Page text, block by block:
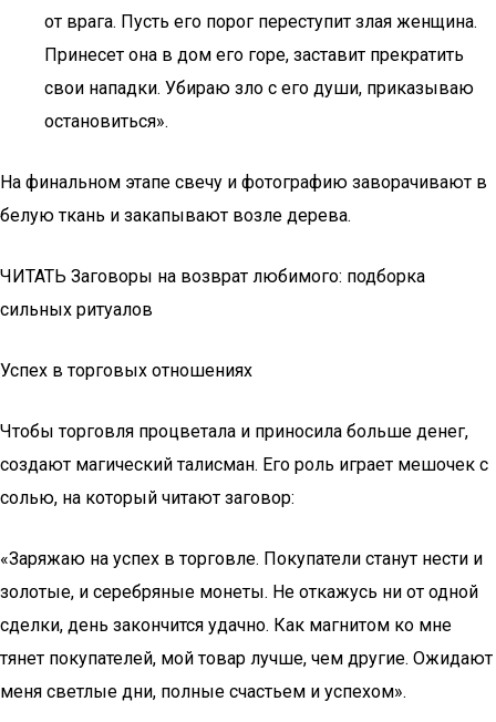
от врага. Пусть его порог переступит злая женщина.
Принесет она в дом его горе, заставит прекратить
свои нападки. Убираю зло с его души, приказываю
остановиться».
На финальном этапе свечу и фотографию заворачивают в
белую ткань и закапывают возле дерева.
ЧИТАТЬ Заговоры на возврат любимого: подборка
сильных ритуалов
Успех в торговых отношениях
Чтобы торговля процветала и приносила больше денег,
создают магический талисман. Его роль играет мешочек с
солью, на который читают заговор:
«Заряжаю на успех в торговле. Покупатели станут нести и
золотые, и серебряные монеты. Не откажусь ни от одной
сделки, день закончится удачно. Как магнитом ко мне
тянет покупателей, мой товар лучше, чем другие. Ожидают
меня светлые дни, полные счастьем и успехом».